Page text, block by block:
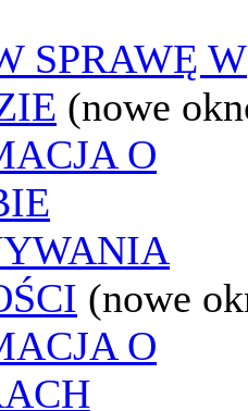
SPRAWĘ W
(nowe
O
(nowe
O